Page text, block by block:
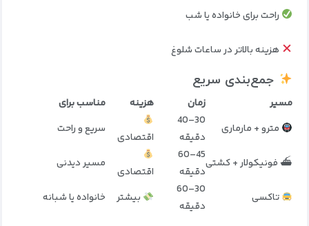
راحت برای خانواده یا شب
هزینه بالاتر در ساعات شلوغ
جمع‌بندی سریع
مسیر زمان هزینه
مناسب برای
مترو + مارماری
30–40
دقیقه
اقتصادی
سریع و راحت
⛴ فونیکولار + کشتی
45–60
دقیقه
اقتصادی
مسیر دیدنی
تاکسی
30–60
دقیقه
بیشتر خانواده یا شبانه